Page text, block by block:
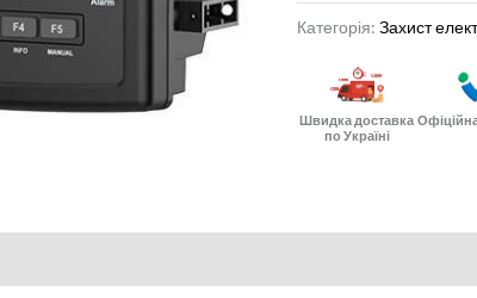
Категорія: Захист
Швидка доставка
по Україні